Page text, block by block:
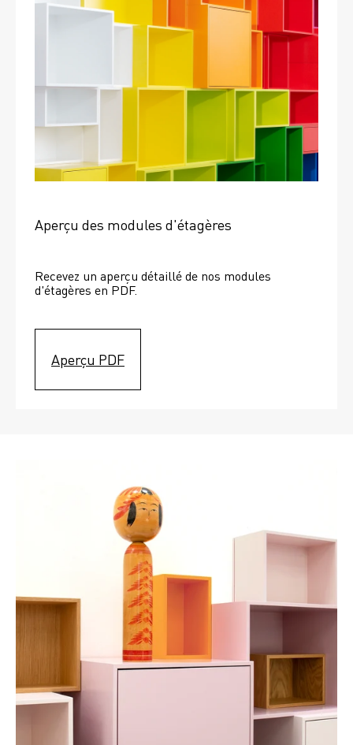
Aperçu des modules d'étagères
Recevez un aperçu détaillé de nos modules
d'étagères en PDF.
Aperçu PDF